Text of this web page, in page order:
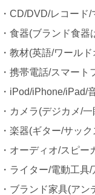
・CD/DVD/レコード
・食器(ブランド食器
・教材(英語/ワール
・携帯電話/スマート
・iPod/iPhone/iPad/
・カメラ(デジカメ/
・楽器(ギター/サッ
・オーディオ/スピー
・ライター/電動工具
・ブランド家具(ア